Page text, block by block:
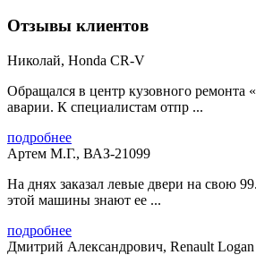
Отзывы клиентов
Николай, Honda CR-V
Обращался в центр кузовного ремонта
аварии. К специалистам отпр ...
подробнее
Артем М.Г., ВАЗ-21099
На днях заказал левые двери на свою
этой машины знают ее ...
подробнее
Дмитрий Александрович, Renault Logan